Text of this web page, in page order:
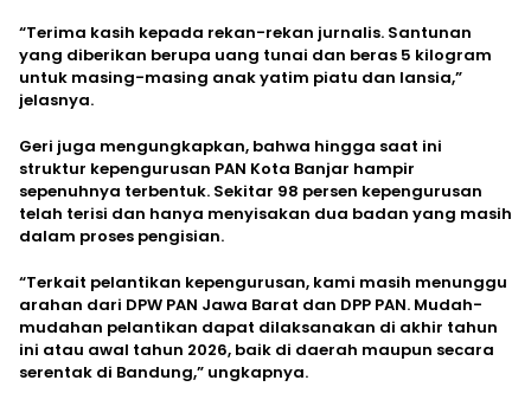
“Terima kasih kepada rekan-rekan jurnalis. Santunan
yang diberikan berupa uang tunai dan beras 5 kilogram
untuk masing-masing anak yatim piatu dan lansia,”
jelasnya.
Geri juga mengungkapkan, bahwa hingga saat ini
struktur kepengurusan PAN Kota Banjar hampir
sepenuhnya terbentuk. Sekitar 98 persen kepengurusan
telah terisi dan hanya menyisakan dua badan yang masih
dalam proses pengisian.
“Terkait pelantikan kepengurusan, kami masih menunggu
arahan dari DPW PAN Jawa Barat dan DPP PAN. Mudah-
mudahan pelantikan dapat dilaksanakan di akhir tahun
ini atau awal tahun 2026, baik di daerah maupun secara
serentak di Bandung,” ungkapnya.